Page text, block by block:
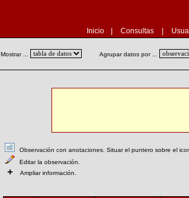
Inicio Consultas
Mostrar ... Agrupar datos por ...
Observación con anotaciones. Situar el puntero sobre el
Editar la observación.
+ Ampliar información.